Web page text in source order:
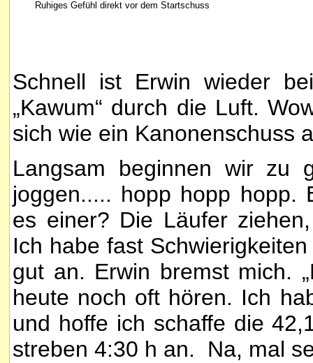
Ruhiges Gefühl direkt vor dem Startschuss
Schnell ist Erwin wieder
„Kawum“ durch die Luft.
sich wie ein Kanonenschuss
Langsam beginnen wir zu
joggen..... hopp hopp hopp.
es einer? Die Läufer
Ich habe fast
gut an. Erwin bremst mich.
heute noch oft hören. Ich
und hoffe ich schaffe die
streben 4:30 h an. Na, mal